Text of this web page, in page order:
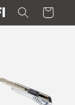
Warenkorb